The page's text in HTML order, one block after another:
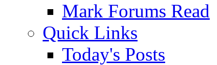
Mark Forums Read
Quick Links
Today's Posts